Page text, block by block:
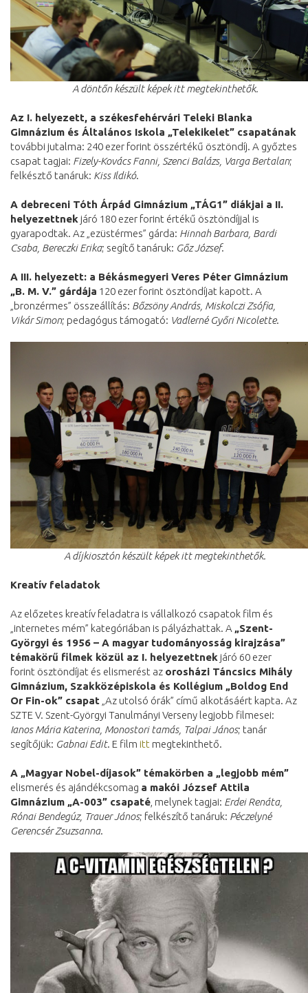
A döntőn készült képek itt megtekinthetők.
Az I. helyezett, a székesfehérvári Teleki Blanka
Gimnázium és Általános Iskola „Telekikelet” csapatának
további jutalma: 240 ezer forint összértékű ösztöndíj. A győztes
csapat tagjai: Fizely-Kovács Fanni, Szenci Balázs, Varga Bertalan;
felkésztő tanáruk: Kiss Ildikó.
A debreceni Tóth Árpád Gimnázium „TÁG1” diákjai a II.
helyezettnek járó 180 ezer forint értékű ösztöndíjjal is
gyarapodtak. Az „ezüstérmes” gárda: Hinnah Barbara, Bardi
Csaba, Bereczki Erika; segítő tanáruk: Gőz József.
A III. helyezett: a Békásmegyeri Veres Péter Gimnázium
„B. M. V.” gárdája 120 ezer forint ösztöndíjat kapott. A
„bronzérmes” összeállítás: Bőzsöny András, Miskolczi Zsófia,
Vikár Simon; pedagógus támogató: Vadlerné Győri Nicolette.
A díjkiosztón készült képek itt megtekinthetők.
Kreatív feladatok
Az előzetes kreatív feladatra is vállalkozó csapatok film és
„internetes mém” kategóriában is pályázhattak. A „Szent-
Györgyi és 1956 – A magyar tudományosság kirajzása”
témakörű filmek közül az I. helyezettnek járó 60 ezer
forint ösztöndíjat és elismerést az orosházi Táncsics Mihály
Gimnázium, Szakközépiskola és Kollégium „Boldog End
Or Fin-ok” csapat „Az utolsó órák” című alkotásáért kapta. Az
SZTE V. Szent-Györgyi Tanulmányi Verseny legjobb filmesei:
Ianos Mária Katerina, Monostori tamás, Talpai János; tanár
segítőjük: Gabnai Edit. E film itt megtekinthető.
A „Magyar Nobel-díjasok” témakörben a „legjobb mém”
elismerés és ajándékcsomag a makói József Attila
Gimnázium „A-003” csapaté , melynek tagjai: Erdei Renáta,
Rónai Bendegúz, Trauer János; felkészítő tanáruk: Péczelyné
Gerencsér Zsuzsanna.